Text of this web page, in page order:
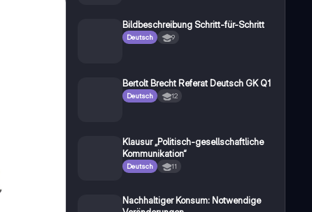
Bildbeschreibung Schritt-für-Schritt
Deutsch 9
Bertolt Brecht Referat Deutsch GK Q1
Deutsch 12
Klausur „Politisch-gesellschaftliche
Kommunikation“
Deutsch 11
Nachhaltiger Konsum: Notwendige